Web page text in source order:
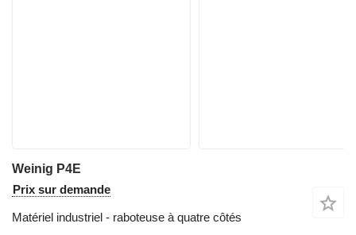
Weinig P4E
Prix sur demande
Matériel industriel - raboteuse à quatre côtés